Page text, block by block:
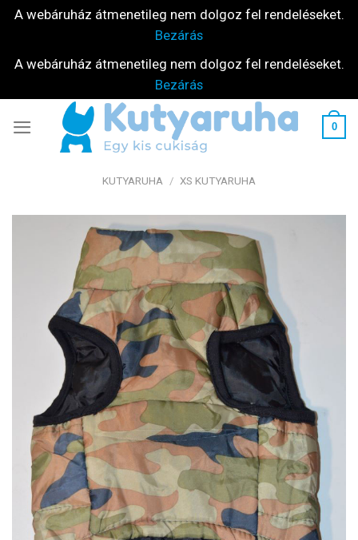
A webáruház átmenetileg nem dolgoz fel rendeléseket.
Bezárás
A webáruház átmenetileg nem dolgoz fel rendeléseket.
Bezárás
0
KUTYARUHA / XS KUTYARUHA